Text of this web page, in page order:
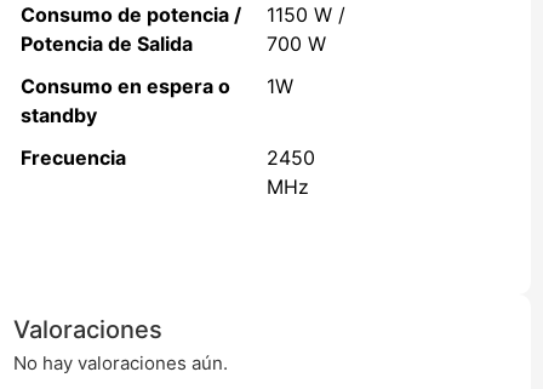
Consumo de potencia /
Potencia de Salida
1150 W /
700 W
Consumo en espera o
standby
1W
Frecuencia
2450
MHz
Valoraciones
No hay valoraciones aún.